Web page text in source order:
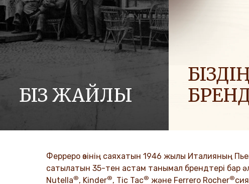
БІЗ ЖАЙЛЫ
Ferrero компаниялар тобының тарихы
DISCOVER MORE
БІЗДІҢ
DISCOVER
Ферреро өзінің саяхатын 1946 жылы Италияның
сатылатын 35-тен астам танымал брендтері бар
Nutella®, Kinder®, Tic Tac® және Ferrero Rocher®